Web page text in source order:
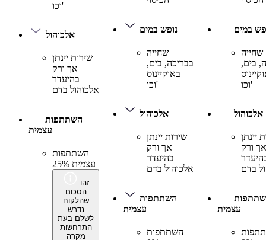
וכו'
אלכוהול
שירות יינתן
אך ורק
בהיעדר
אלכוהול בדם
השתתפות
עצמית
השתתפות
עצמית 25%
זהו
הסכום
שהלקוח
נדרש
לשלם בעת
התרחשות
מקרה
נופש במים
שחייה
בבריכה, בים,
באוקיינוס
וכו'
אלכוהול
שירות יינתן
אך ורק
בהיעדר
אלכוהול בדם
השתתפות
עצמית
השתתפות
במים
שחייה
בים,
וכו'
אלכוהול
יינתן
אך ורק
בדם
עצמית